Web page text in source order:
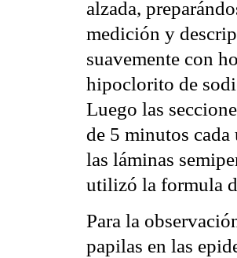
alzada,
medición y
suavemente con
hipoclorito de
Luego las
de 5 minutos
las láminas
utilizó la formula
Para la
papilas en las